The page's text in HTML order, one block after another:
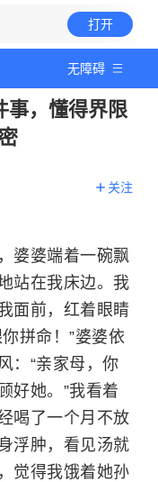
打开
无障碍
事，懂得界限
关注
婆婆端着一碗飘
站在我床边。我
面前，红着眼睛
拼命！”婆婆依
：“亲家母，你
好她。”我看着
喝了一个月不放
浮肿，看见汤就
觉得我饿着她孙